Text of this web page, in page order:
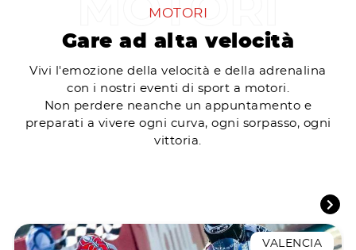
MOTORI
Gare ad alta velocità
Vivi l'emozione della velocità e della adrenalina
con i nostri eventi di sport a motori.
Non perdere neanche un appuntamento e
preparati a vivere ogni curva, ogni sorpasso, ogni
vittoria.
VALENCIA